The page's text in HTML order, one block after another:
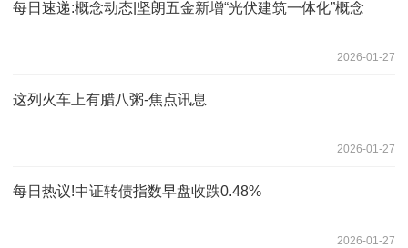
每日速递:概念动态|坚朗五金新增“光伏建筑一体化”概念
2026-01-27
这列火车上有腊八粥-焦点讯息
2026-01-27
每日热议!中证转债指数早盘收跌0.48%
2026-01-27